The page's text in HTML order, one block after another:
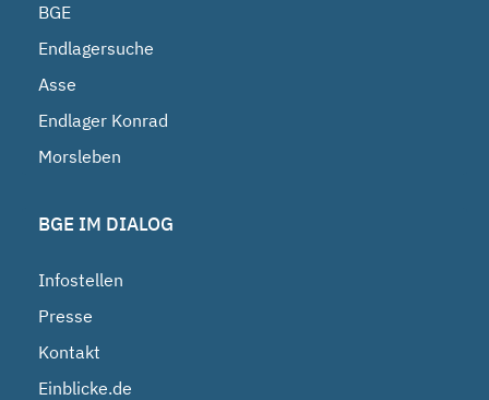
BGE
Endlagersuche
Asse
Endlager Konrad
Morsleben
BGE IM DIALOG
Infostellen
Presse
Kontakt
Einblicke.de